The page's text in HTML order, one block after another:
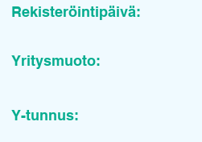
Rekisteröintipäivä:
Yritysmuoto:
Y-tunnus: